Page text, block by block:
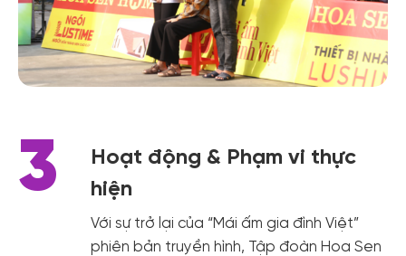
3
Hoạt động & Phạm vi thực
hiện
Với sự trở lại của “Mái ấm gia đình Việt”
phiên bản truyền hình, Tập đoàn Hoa Sen